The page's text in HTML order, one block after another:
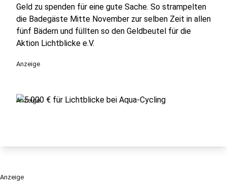
Geld zu spenden für eine gute Sache. So strampelten
die Badegäste Mitte November zur selben Zeit in allen
fünf Bädern und füllten so den Geldbeutel für die
Aktion Lichtblicke e.V.
Anzeige
Anzeige
Anzeige